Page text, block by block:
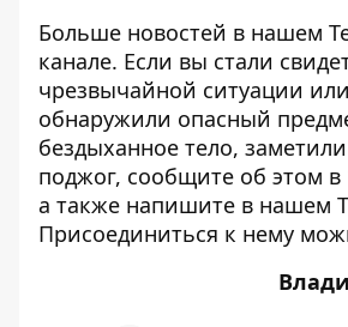
Больше новостей в нашем
канале. Если вы стали
чрезвычайной ситуации
обнаружили опасный
бездыханное тело,
поджог, сообщите об этом в
а также напишите в нашем
Присоединиться к нему